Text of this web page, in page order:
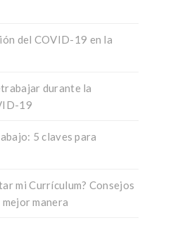
del COVID-19 en la
durante la
19
5 claves para
mi Currículum? Consejos
manera